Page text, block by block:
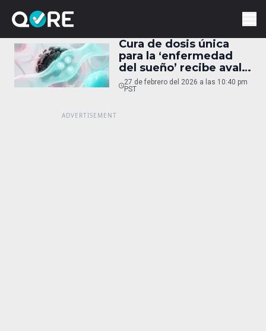
Cura de dosis única
para la ‘enfermedad
del sueño’ recibe aval
clave de la UE
27 de febrero del 2026 a las 10:40 pm
PST